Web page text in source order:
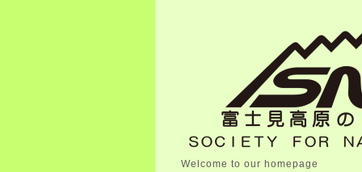
Welcome to our homepage